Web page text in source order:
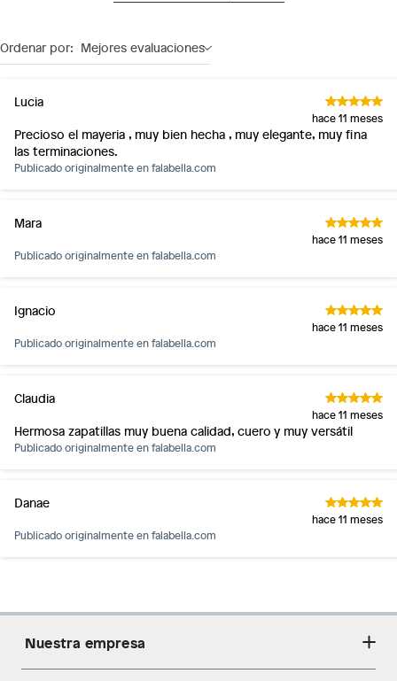
Ordenar por: Mejores evaluaciones
Lucia
hace 11 meses
Precioso el mayeria , muy bien hecha , muy elegante, muy fina
las terminaciones.
Publicado originalmente enfalabella.com
Mara
hace 11 meses
Publicado originalmente enfalabella.com
Ignacio
hace 11 meses
Publicado originalmente enfalabella.com
Claudia
hace 11 meses
Hermosa zapatillas muy buena calidad, cuero y muy versátil
Publicado originalmente enfalabella.com
Danae
hace 11 meses
Publicado originalmente enfalabella.com
Nuestra empresa